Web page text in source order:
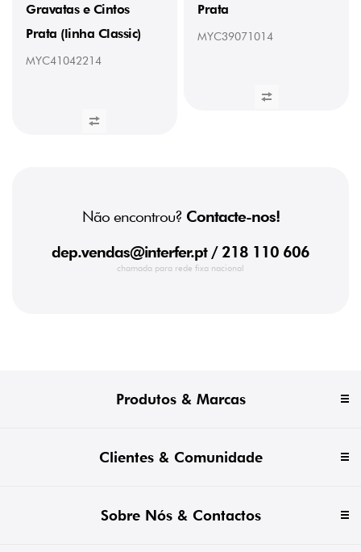
Gravatas e Cintos
Prata (linha Classic)
MYC41042214
Prata
MYC39071014
Não encontrou? Contacte-nos!
dep.vendas@interfer.pt/ 218 110 606
chamada para rede fixa nacional
Produtos & Marcas
Clientes & Comunidade
Sobre Nós & Contactos